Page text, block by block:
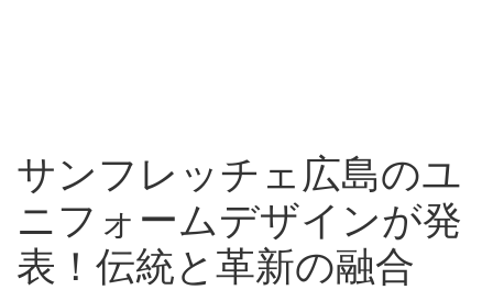
サンフレッチェ広島のユ
ニフォームデザインが発
表！伝統と革新の融合